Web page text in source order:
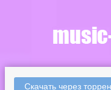
Скачать через